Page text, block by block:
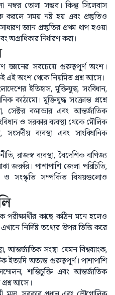
তোলা সম্ভব। কিন্তু সিলেবাস
করলে সময় নষ্ট হয় এবং প্রস্তুতিও
জ্ঞান প্রস্তুতির প্রথম ধাপ হওয়া
নির্ধারণ করা।
জ্ঞানের সবচেয়ে গুরুত্বপূর্ণ অংশ।
এই অংশ থেকে নিয়মিত প্রশ্ন আসে।
ইতিহাস, মুক্তিযুদ্ধ, সংবিধান,
কাঠামো। মুক্তিযুদ্ধ সংক্রান্ত প্রশ্নে
সেক্টর কমান্ডার এবং আন্তর্জাতিক
ও সরকার ব্যবস্থা থেকে মৌলিক
সংসদীয় ব্যবস্থা এবং সাংবিধানিক
রাজস্ব ব্যবস্থা, বৈদেশিক বাণিজ্য
জরুরি। পাশাপাশি জেলা পরিচিতি,
ও সংস্কৃতি সম্পর্কিত বিষয়গুলোও
পরীক্ষার্থীর কাছে কঠিন মনে হলেও
নির্দিষ্ট তথ্যের উপর ভিত্তি করে
সংস্থা যেমন বিশ্বব্যাংক,
অত্যন্ত গুরুত্বপূর্ণ। পাশাপাশি
শান্তিচুক্তি এবং আন্তর্জাতিক
আসে।